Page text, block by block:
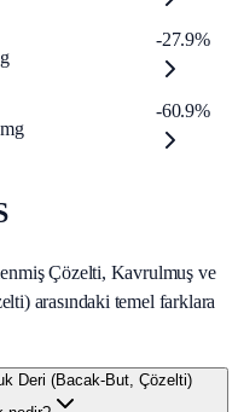
g
-27.9%
mg
-60.9%
Çözelti, Kavrulmuş ve
arasındaki temel farklara
Deri (Bacak‑But, Çözelti)